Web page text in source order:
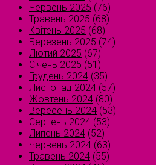
Червень 2025 (76)
Травень 2025 (68)
Квітень 2025 (68)
Березень 2025 (74)
Лютий 2025 (67)
Січень 2025 (51)
Грудень 2024 (35)
Листопад 2024 (57)
Жовтень 2024 (80)
Вересень 2024 (53)
Серпень 2024 (53)
Липень 2024 (52)
Червень 2024 (63)
Травень 2024 (55)